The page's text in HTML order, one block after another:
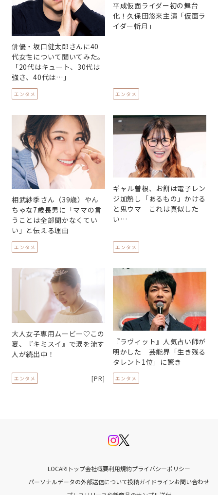
俳優・坂口健太郎さんに40
代女性について聞いてみた。
「20代はキュート、30代は
強さ、40代は…」
エンタメ
平成仮面ライダー初の舞台
化！久保田悠来主演「仮面ラ
イダー斬月」
エンタメ
相武紗季さん（39歳）やん
ちゃな7歳長男に「ママの言
うことは全部聞かなくてい
い」と伝える理由
エンタメ
ギャル曽根、お餅は電子レン
ジ加熱し「あるもの」かける
と鬼ウマ これは真似した
い…
エンタメ
大人女子専用ムービー♡この
夏、『キミスイ』で涙を流す
人が続出中！
エンタメ [PR]
『ラヴィット』人気占い師が
明かした 芸能界「生き残る
タレント1位」に驚き
エンタメ
LOCARIトップ会社概要利用規約プライバシーポリシー
パーソナルデータの外部送信について投稿ガイドラインお問い合わせ